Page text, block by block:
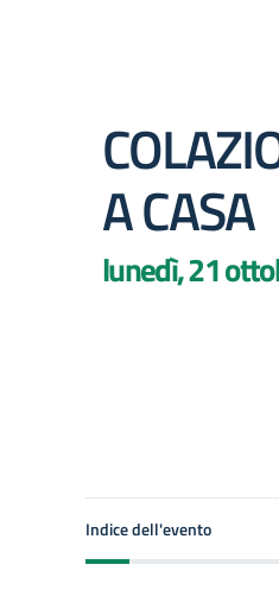
A CASA
lunedì, 21
Indice dell'evento